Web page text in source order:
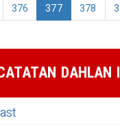
376 377 378
DAHLAN